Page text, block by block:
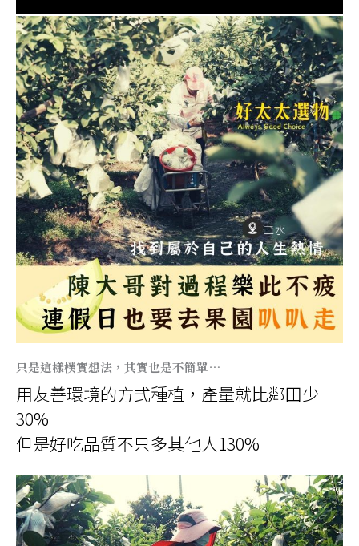
只是這樣樸實想法，其實也是不簡單…
用友善環境的方式種植，產量就比鄰田少
30%
但是好吃品質不只多其他人130%